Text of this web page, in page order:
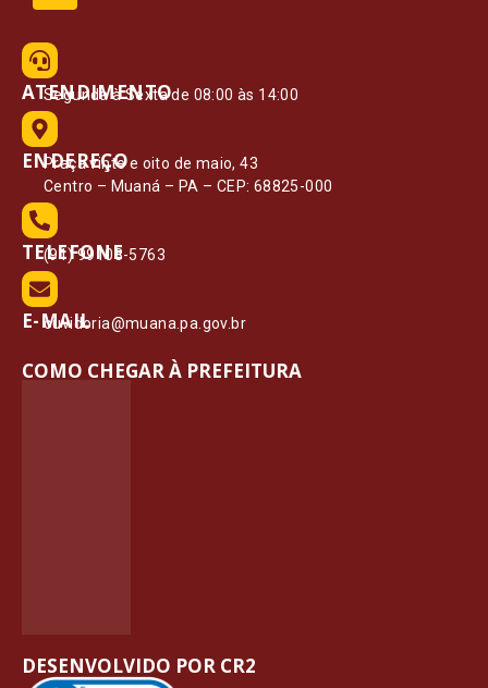
ATENDIMENTO
Segunda à Sexta de 08:00 às 14:00
ENDEREÇO
Praça vinte e oito de maio, 43
Centro – Muaná – PA – CEP: 68825-000
TELEFONE
(91) 99108-5763
E-MAIL
ouvidoria@muana.pa.gov.br
COMO CHEGAR À PREFEITURA
DESENVOLVIDO POR CR2